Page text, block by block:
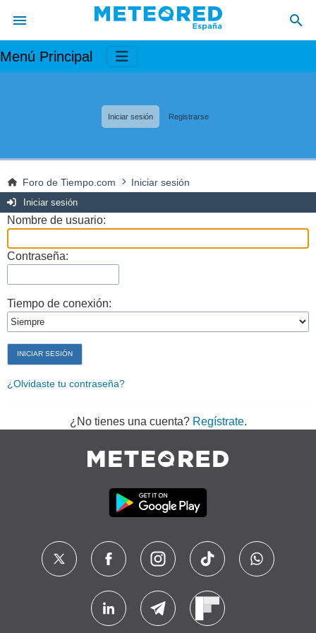
Menú Principal
Iniciar sesión Registrarse
Foro de Tiempo.com Iniciar sesión
Iniciar sesión
Nombre de usuario:
Contraseña:
Tiempo de conexión:
¿Olvidaste tu contraseña?
¿No tienes una cuenta? Regístrate.